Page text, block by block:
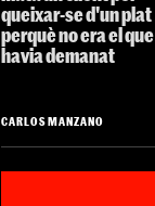
queixar-se d'un plat
perquè no era el que
havia demanat
CARLOS MANZANO